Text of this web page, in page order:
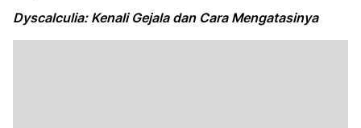
Dyscalculia: Kenali Gejala dan Cara Mengatasinya